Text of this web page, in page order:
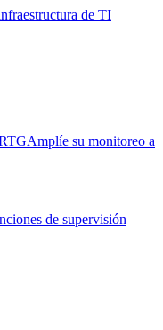
de TI
Amplíe su monitoreo a
de supervisión